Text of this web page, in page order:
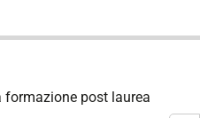
formazione post laurea